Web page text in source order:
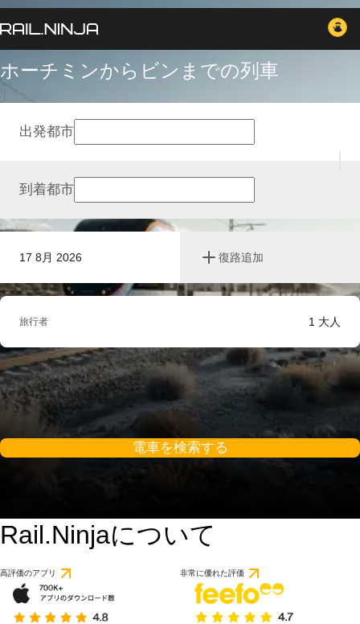
ホーチミンからビンまでの列車
17 8月 2026 復路追加
出発都市
到着都市
旅行者 1 大人
電車を検索する
Rail.Ninjaについて
高評価のアプリ 非常に優れた評価